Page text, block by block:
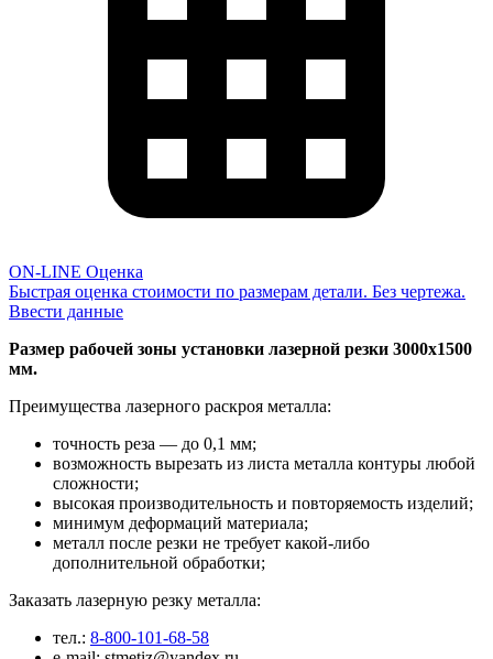
ON-LINE Оценка
Быстрая оценка стоимости по размерам детали. Без чертежа.
Ввести данные
Размер рабочей зоны установки лазерной резки 3000х1500
мм.
Преимущества лазерного раскроя металла:
точность реза — до 0,1 мм;
возможность вырезать из листа металла контуры любой
сложности;
высокая производительность и повторяемость изделий;
минимум деформаций материала;
металл после резки не требует какой-либо
дополнительной обработки;
Заказать лазерную резку металла:
тел.: 8-800-101-68-58